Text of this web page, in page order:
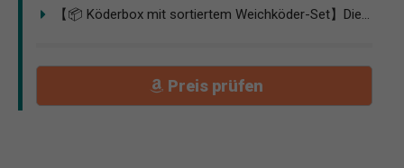
【📦 Köderbox mit sortiertem Weichköder-Set】Die...
Preis prüfen